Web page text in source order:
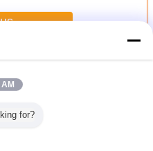
for?